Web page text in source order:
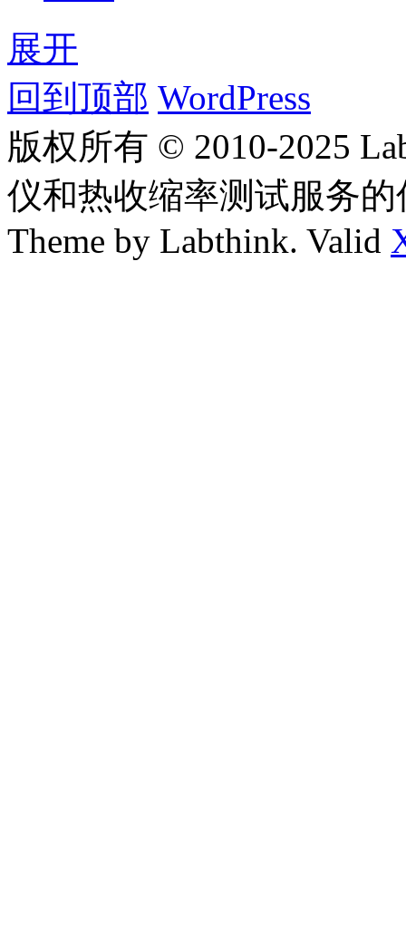
展开
回到顶部 WordPress
版权所有 © 2010-2025
仪和热收缩率测试服务
Theme by Labthink. Valid